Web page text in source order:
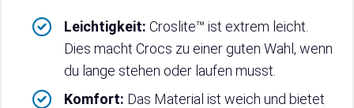
Leichtigkeit: Croslite™ ist extrem leicht.
Dies macht Crocs zu einer guten Wahl, wenn
du lange stehen oder laufen musst.
Komfort: Das Material ist weich und bietet